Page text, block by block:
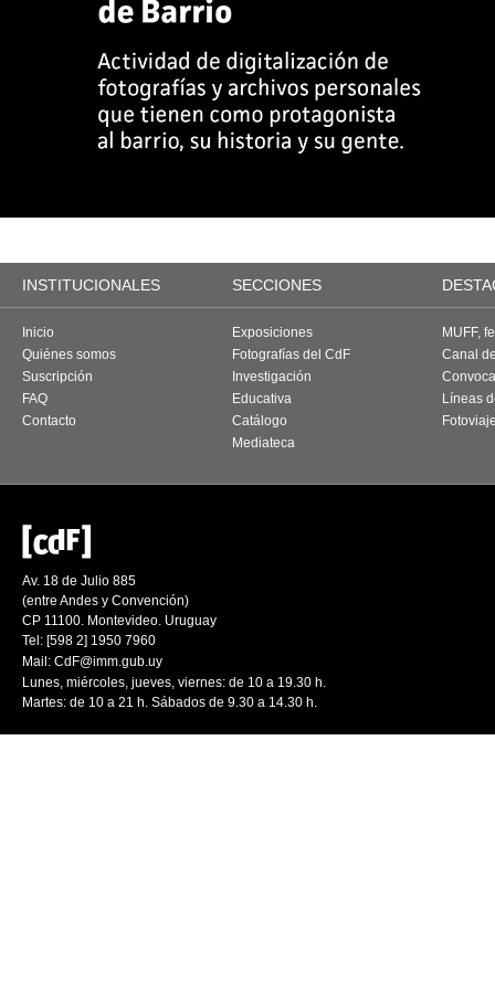
INSTITUCIONALES SECCIONES
Inicio
Quiénes somos
Suscripción
FAQ
Contacto
Exposiciones
Fotografías del CdF
Investigación
Educativa
Catálogo
Mediateca
MUFF,
Canal
Líneas
Av. 18 de Julio 885
(entre Andes y Convención)
CP 11100. Montevideo. Uruguay
Tel: [598 2] 1950 7960
Mail: CdF@imm.gub.uy
Lunes, miércoles, jueves, viernes: de 10 a 19.30 h.
Martes: de 10 a 21 h. Sábados de 9.30 a 14.30 h.